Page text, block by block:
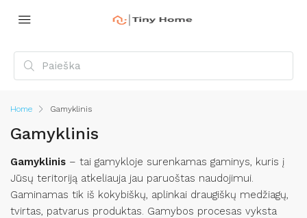
Home Gamyklinis
Gamyklinis
Gamyklinis – tai gamykloje surenkamas gaminys, kuris į
Jūsų teritoriją atkeliauja jau paruoštas naudojimui.
Gaminamas tik iš kokybiškų, aplinkai draugiškų medžiagų,
tvirtas, patvarus produktas. Gamybos procesas vyksta